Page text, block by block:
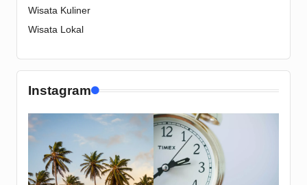
Wisata Kuliner
Wisata Lokal
Instagram